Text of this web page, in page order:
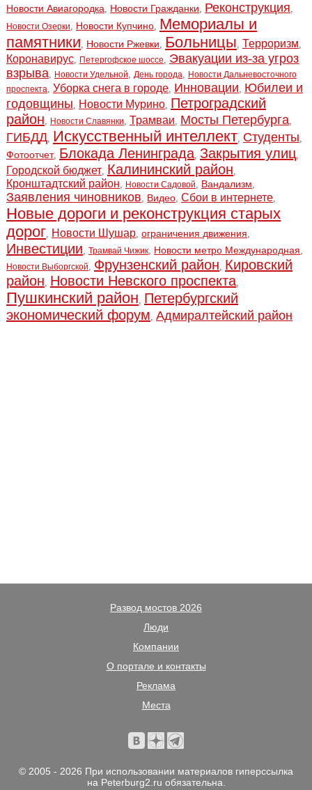
Новости Авиагородка, Новости Гражданки, Реконструкция,
Новости Озерки, Новости Купчино, Мемориалы и
памятники, Новости Ржевки, Больницы, Терроризм,
Коронавирус, Петергофское шоссе, Эвакуации из-за угроз
взрыва, Новости Удельной, День города, Новости Дальневосточного
проспекта, Уборка снега в городе, Инновации, Юбилеи и
годовщины, Новости Мурино, Петроградский
район, Новости Славянки, Трамваи, Мосты Петербурга,
ГИБДД, Искусственный интеллект, Студенты,
Фотоотчет, Блокада Ленинграда, Закрытия улиц,
Городской бюджет, Калининский район,
Кронштадтский район, Новости Садовой, Вандализм,
Заявления чиновников, Видео, Сбои в интернете,
Новые дороги и реконструкция старых
дорог, Новости Шушар, ограничения движения,
Инвестиции, Трамвай Чижик, Новости метро Международная,
Новости Выборгской, Фрунзенский район, Кировский
район, Новости Невского проспекта,
Пушкинский район, Петербургский
экономический форум, Адмиралтейский район
Развод мостов 2026
Люди
Компании
О портале и контакты
Реклама
Места
© 2005 - 2026 При использовании материалов гиперссылка
на Peterburg2.ru обязательна.